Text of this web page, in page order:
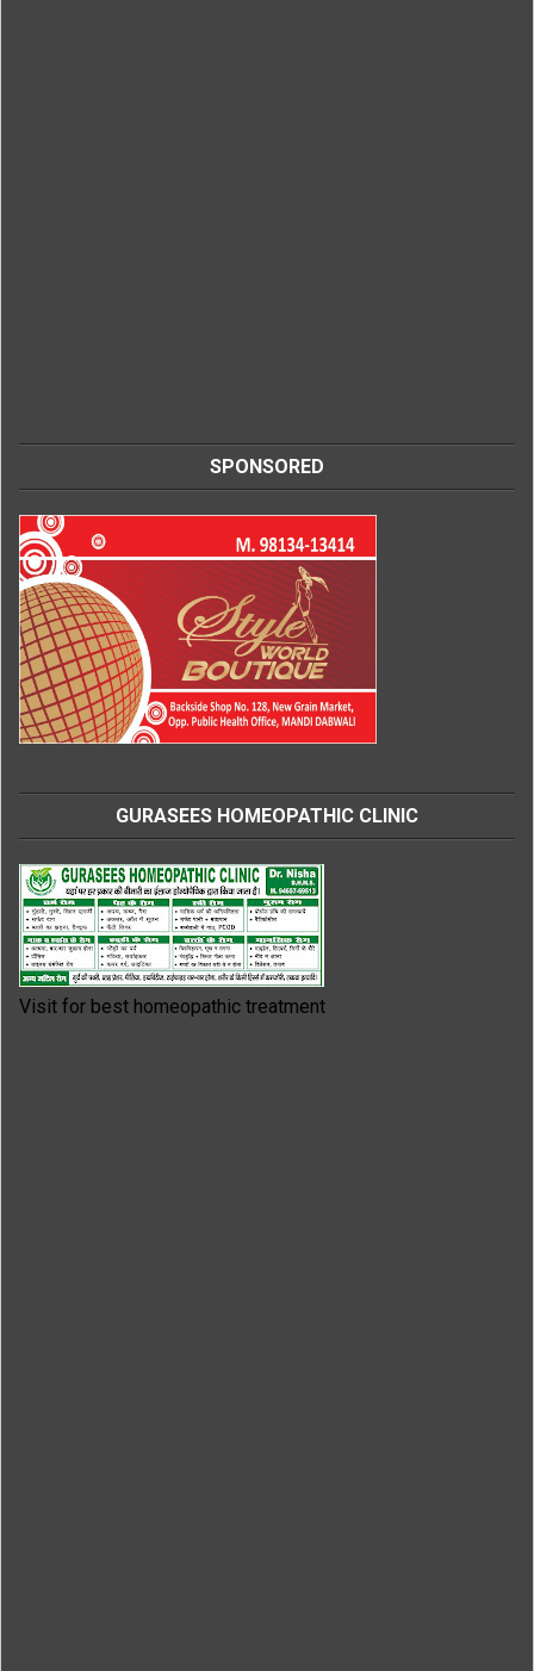
SPONSORED
GURASEES HOMEOPATHIC CLINIC
Visit for best homeopathic treatment